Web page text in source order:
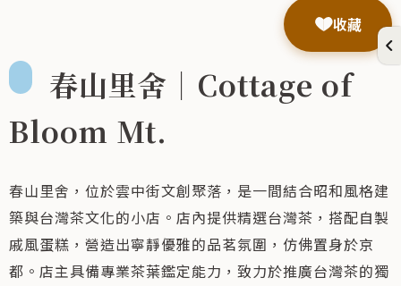
春山里舍｜Cottage of
Bloom Mt.
春山里舍，位於雲中街文創聚落，是一間結合昭和風格建
築與台灣茶文化的小店。店內提供精選台灣茶，搭配自製
戚風蛋糕，營造出寧靜優雅的品茗氛圍，仿佛置身於京
都。店主具備專業茶葉鑑定能力，致力於推廣台灣茶的獨
收藏